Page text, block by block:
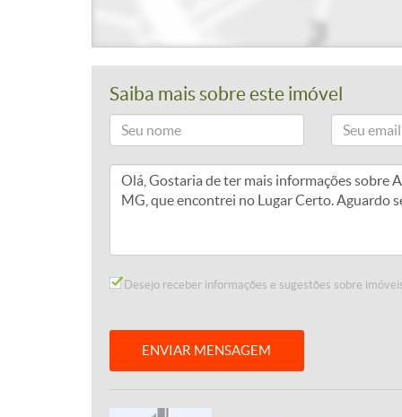
Saiba mais sobre este imóvel
Desejo receber informações e sugestões sobre
ENVIAR MENSAGEM